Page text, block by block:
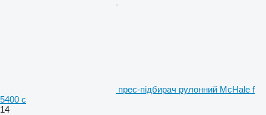
прес-підбирач рулонний McHale f
5400 c
14